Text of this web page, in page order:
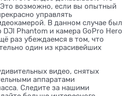
Это возможно, если вы опытный
управлять
В данном случае был
DJI Phantom и камера GoPro Hero
раз убеждаемся в том, что
один из красивейших
видео, снятых
аппаратами
Следите за нашими